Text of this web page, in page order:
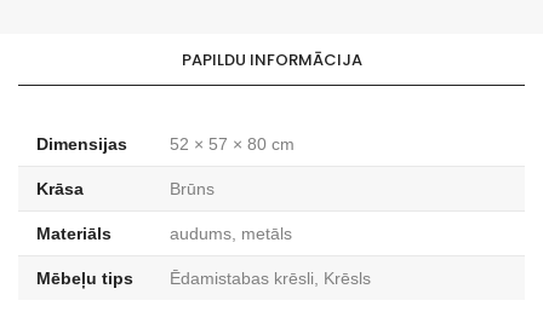
PAPILDU INFORMĀCIJA
Dimensijas 52 × 57 × 80 cm
Krāsa Brūns
Materiāls audums, metāls
Mēbeļu tips Ēdamistabas krēsli, Krēsls